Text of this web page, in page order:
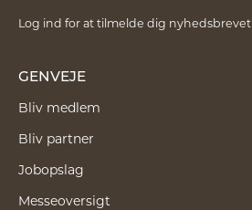
Log ind for at tilmelde dig nyhedsbrevet
GENVEJE
Bliv medlem
Bliv partner
Jobopslag
Messeoversigt